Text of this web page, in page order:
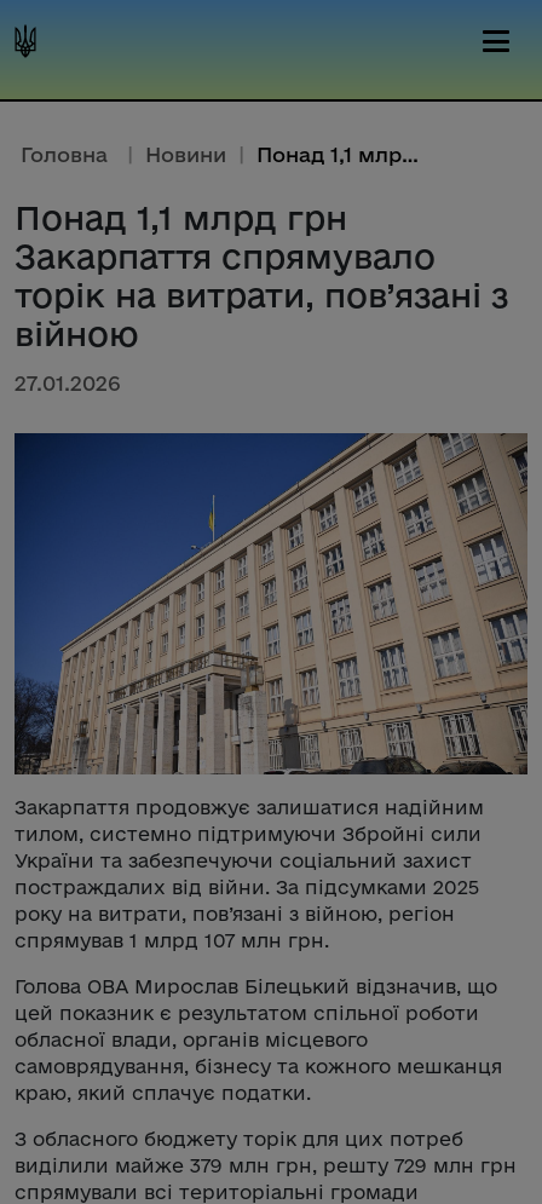
Головна | Новини | Понад 1,1 млрд грн Закарпаття ...
Понад 1,1 млрд грн
Закарпаття спрямувало
торік на витрати, пов’язані з
війною
27.01.2026
Закарпаття продовжує залишатися надійним
тилом, системно підтримуючи Збройні сили
України та забезпечуючи соціальний захист
постраждалих від війни. За підсумками 2025
року на витрати, пов’язані з війною, регіон
спрямував 1 млрд 107 млн грн.
Голова ОВА Мирослав Білецький відзначив, що
цей показник є результатом спільної роботи
обласної влади, органів місцевого
самоврядування, бізнесу та кожного мешканця
краю, який сплачує податки.
З обласного бюджету торік для цих потреб
виділили майже 379 млн грн, решту 729 млн грн
спрямували всі територіальні громади